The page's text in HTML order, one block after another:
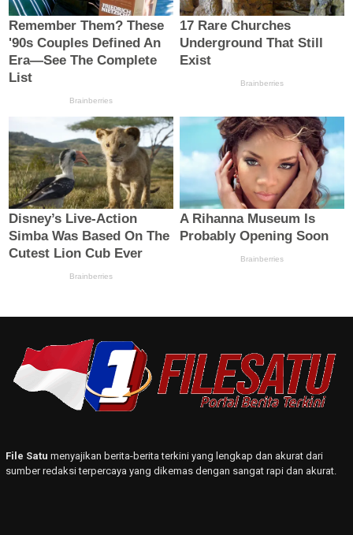
File Satu menyajikan berita-berita terkini yang lengkap dan akurat dari
sumber redaksi terpercaya yang dikemas dengan sangat rapi dan akurat.